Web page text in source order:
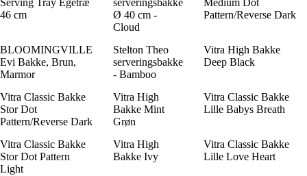
46 cm
Ø 40 cm -
Cloud
Pattern/Reverse Dark
BLOOMINGVILLE
Evi Bakke, Brun,
Marmor
Stelton Theo
serveringsbakke
- Bamboo
Vitra High Bakke
Deep Black
Vitra Classic Bakke
Stor Dot
Pattern/Reverse Dark
Vitra High
Bakke Mint
Grøn
Vitra Classic Bakke
Lille Babys Breath
Vitra Classic Bakke
Stor Dot Pattern
Light
Vitra High
Bakke Ivy
Vitra Classic Bakke
Lille Love Heart